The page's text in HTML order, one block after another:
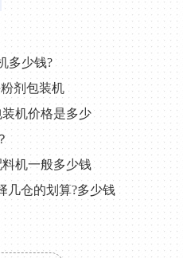
多少钱?
剂包装机
机价格是多少
机一般多少钱
几仓的划算?多少钱